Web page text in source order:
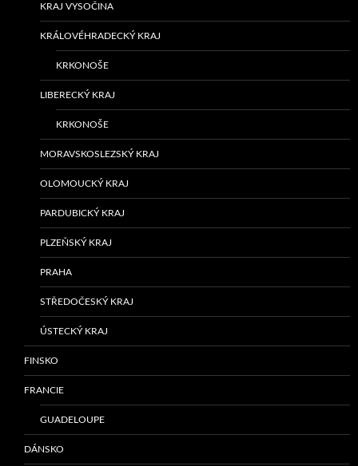
KRAJ VYSOČINA
KRÁLOVÉHRADECKÝ KRAJ
KRKONOŠE
LIBERECKÝ KRAJ
KRKONOŠE
MORAVSKOSLEZSKÝ KRAJ
OLOMOUCKÝ KRAJ
PARDUBICKÝ KRAJ
PLZEŇSKÝ KRAJ
PRAHA
STŘEDOČESKÝ KRAJ
ÚSTECKÝ KRAJ
FINSKO
FRANCIE
GUADELOUPE
DÁNSKO